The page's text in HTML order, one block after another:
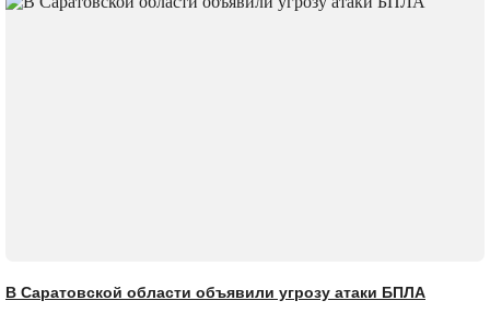
В Саратовской области объявили угрозу атаки БПЛА